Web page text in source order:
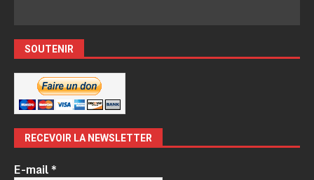
SOUTENIR
RECEVOIR LA NEWSLETTER
E-mail*